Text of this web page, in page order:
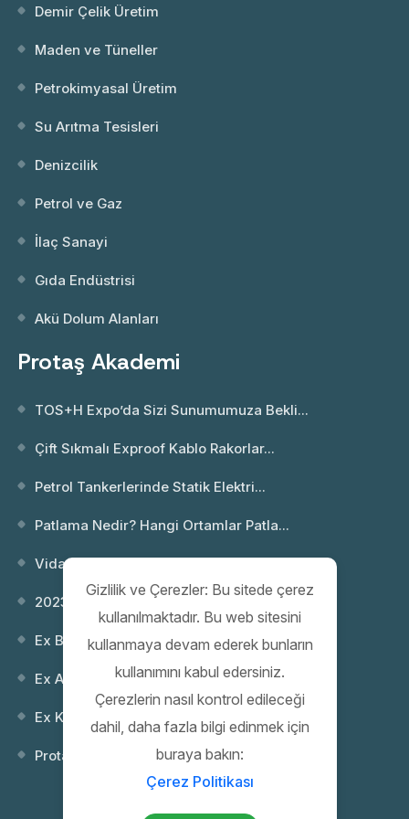
Demir Çelik Üretim
Maden ve Tüneller
Petrokimyasal Üretim
Su Arıtma Tesisleri
Denizcilik
Petrol ve Gaz
İlaç Sanayi
Gıda Endüstrisi
Akü Dolum Alanları
Protaş Akademi
TOS+H Expo’da Sizi Sunumumuza Bekli...
Çift Sıkmalı Exproof Kablo Rakorlar...
Petrol Tankerlerinde Statik Elektri...
Patlama Nedir? Hangi Ortamlar Patla...
Vida Dişi Standartları; NPT ve Metr...
2023 Webinar 02: Patlayıcı Ortamlar...
Ex Buatlar
Ex Anahtarlar
Ex Kontrol (Kumanda) Kutuları
Protaş 35. Yıl Gala Gecesi
Gizlilik ve Çerezler: Bu sitede çerez
kullanılmaktadır. Bu web sitesini
kullanmaya devam ederek bunların
kullanımını kabul edersiniz.
Çerezlerin nasıl kontrol edileceği
dahil, daha fazla bilgi edinmek için
buraya bakın:
Çerez Politikası